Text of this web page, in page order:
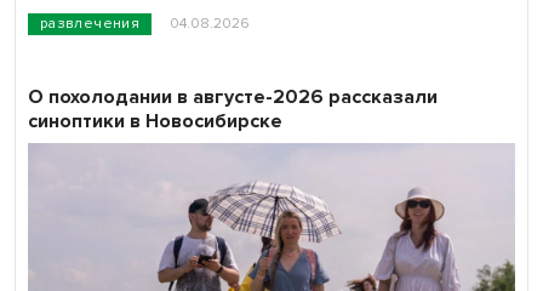
развлечения 04.08.2026
О похолодании в августе-2026 рассказали
синоптики в Новосибирске